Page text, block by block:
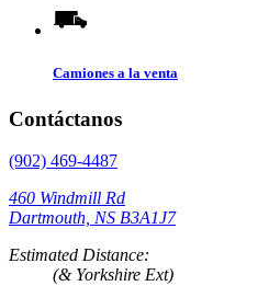
Camiones a la venta
Contáctanos
(902) 469-4487
460 Windmill Rd
Dartmouth, NS B3A1J7
Estimated Distance:
(& Yorkshire Ext)